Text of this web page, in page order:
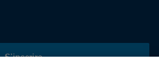
S’inscrire